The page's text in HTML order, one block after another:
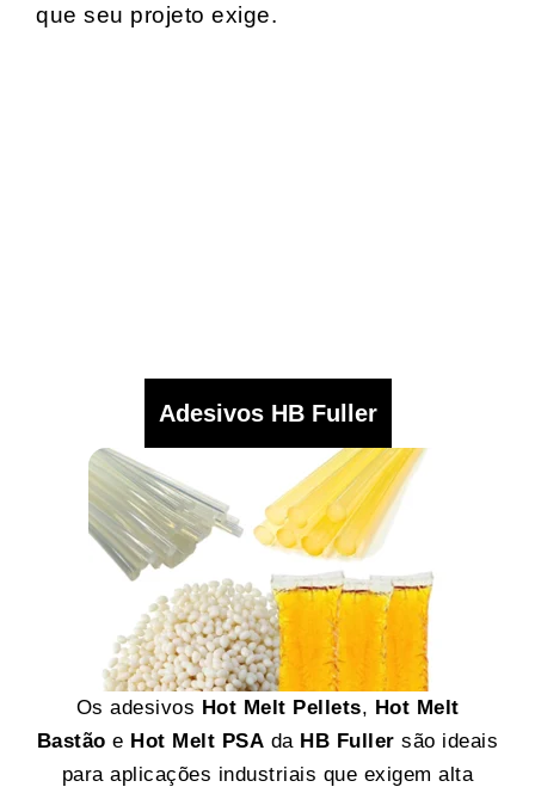
que seu projeto exige.
Adesivos HB Fuller
Os adesivos Hot Melt Pellets, Hot Melt
Bastão e Hot Melt PSA da HB Fuller são ideais
para aplicações industriais que exigem alta